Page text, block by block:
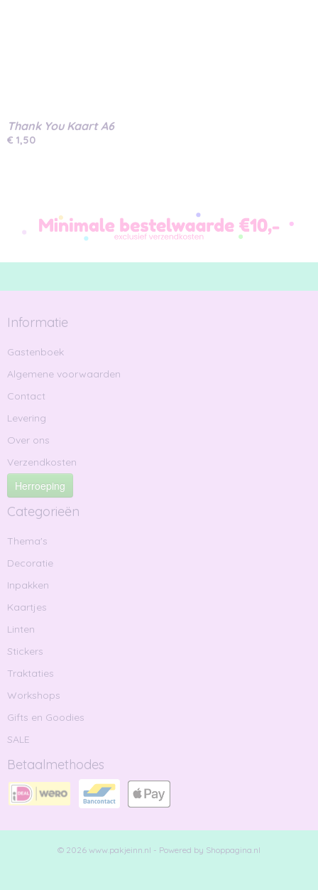
Thank You Kaart A6
€ 1,50
Informatie
Gastenboek
Algemene voorwaarden
Contact
Levering
Over ons
Verzendkosten
Herroeping
Categorieën
Thema's
Decoratie
Inpakken
Kaartjes
Linten
Stickers
Traktaties
Workshops
Gifts en Goodies
SALE
Betaalmethodes
© 2026 www.pakjeinn.nl - Powered by Shoppagina.nl